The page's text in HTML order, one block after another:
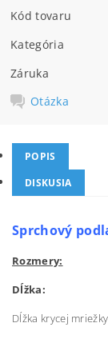
Kód tovaru
Kategória
Záruka
Otázka
POPIS
DISKUSIA
Sprchový
Rozmery:
Dĺžka:
Dĺžka krycej